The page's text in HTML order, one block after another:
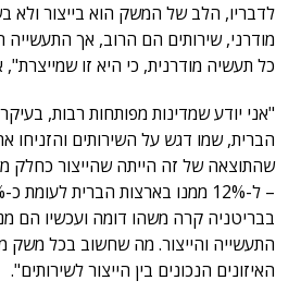
לדבריו, הלב של המשק הוא בייצור ולא
מודרני, שירותים הם הרוב, אך
כל תעשיה מודרנית, כי היא זו
"אני יודע שמדינות מפותחות רבות,
הברית, שמו דגש על השירותים והזניחו
שהתוצאה של זה הייתה שהייצור כחלק
בבריטניה קרה משהו דומה ועכשיו הם
התעשייה והייצור. מה שחשוב בכל משק
האיזונים הנכונים בין הייצור לשירותים".